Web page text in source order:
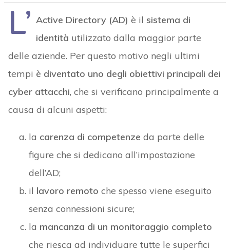
L’ Active Directory (AD) è il sistema di
identità utilizzato dalla maggior parte
delle aziende. Per questo motivo negli ultimi
tempi è diventato uno degli obiettivi principali dei
cyber attacchi, che si verificano principalmente a
causa di alcuni aspetti:
la carenza di competenze da parte delle
figure che si dedicano all’impostazione
dell’AD;
il lavoro remoto che spesso viene eseguito
senza connessioni sicure;
la mancanza di un monitoraggio completo
che riesca ad individuare tutte le superfici